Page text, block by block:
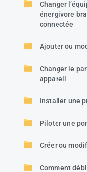
Changer
énergivore
connectée
Ajouter ou
Changer le
appareil
Installer une
Piloter une
Créer ou
Comment